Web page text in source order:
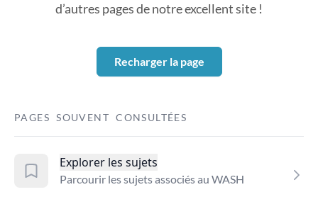
d’autres pages de notre excellent site !
Recharger la page
PAGES SOUVENT CONSULTÉES
Explorer les sujets
Parcourir les sujets associés au WASH